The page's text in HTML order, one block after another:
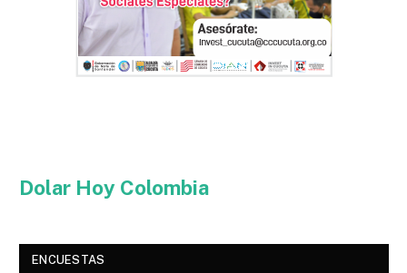
Dolar Hoy Colombia
ENCUESTAS